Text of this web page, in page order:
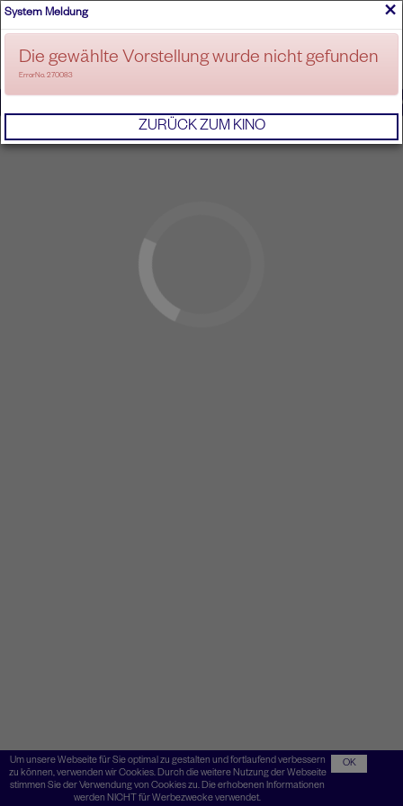
ANMELDEN
Um unsere Webseite für Sie optimal zu gestalten und fortlaufend verbessern
zu können, verwenden wir Cookies. Durch die weitere Nutzung der Webseite
stimmen Sie der Verwendung von Cookies zu. Die erhobenen Informationen
werden NICHT für Werbezwecke verwendet.
OK
×
System Meldung
Die gewählte Vorstellung wurde nicht gefunden
ErrorNo. 270083
ZURÜCK ZUM KINO